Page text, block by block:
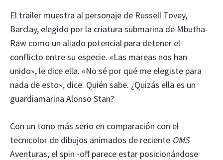
El trailer muestra al personaje de Russell Tovey,
Barclay, elegido por la criatura submarina de Mbutha-
Raw como un aliado potencial para detener el
conflicto entre su especie. «Las mareas nos han
unido», le dice ella. «No sé por qué me elegiste para
nada de esto», dice. Quién sabe. ¿Quizás ella es un
guardiamarina Alonso Stan?
Con un tono más serio en comparación con el
tecnicolor de dibujos animados de reciente OMS
Aventuras, el spin -off parece estar posicionándose